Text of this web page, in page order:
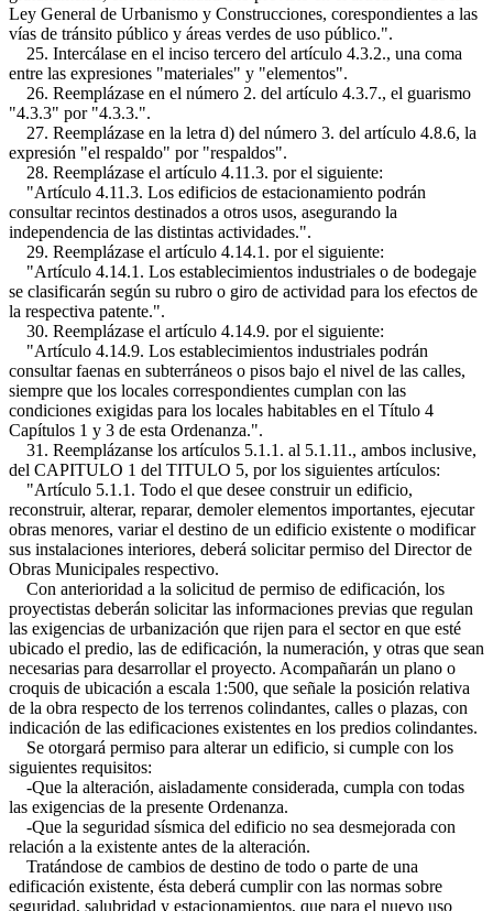
Ley General de Urbanismo y Construcciones, corespondientes a las
vías de tránsito público y áreas verdes de uso público.".
25. Intercálase en el inciso tercero del artículo 4.3.2., una coma
entre las expresiones "materiales" y "elementos".
26. Reemplázase en el número 2. del artículo 4.3.7., el guarismo
"4.3.3" por "4.3.3.".
27. Reemplázase en la letra d) del número 3. del artículo 4.8.6, la
expresión "el respaldo" por "respaldos".
28. Reemplázase el artículo 4.11.3. por el siguiente:
"Artículo 4.11.3. Los edificios de estacionamiento podrán
consultar recintos destinados a otros usos, asegurando la
independencia de las distintas actividades.".
29. Reemplázase el artículo 4.14.1. por el siguiente:
"Artículo 4.14.1. Los establecimientos industriales o de bodegaje
se clasificarán según su rubro o giro de actividad para los efectos de
la respectiva patente.".
30. Reemplázase el artículo 4.14.9. por el siguiente:
"Artículo 4.14.9. Los establecimientos industriales podrán
consultar faenas en subterráneos o pisos bajo el nivel de las calles,
siempre que los locales correspondientes cumplan con las
condiciones exigidas para los locales habitables en el Título 4
Capítulos 1 y 3 de esta Ordenanza.".
31. Reemplázanse los artículos 5.1.1. al 5.1.11., ambos inclusive,
del CAPITULO 1 del TITULO 5, por los siguientes artículos:
"Artículo 5.1.1. Todo el que desee construir un edificio,
reconstruir, alterar, reparar, demoler elementos importantes, ejecutar
obras menores, variar el destino de un edificio existente o modificar
sus instalaciones interiores, deberá solicitar permiso del Director de
Obras Municipales respectivo.
Con anterioridad a la solicitud de permiso de edificación, los
proyectistas deberán solicitar las informaciones previas que regulan
las exigencias de urbanización que rijen para el sector en que esté
ubicado el predio, las de edificación, la numeración, y otras que sean
necesarias para desarrollar el proyecto. Acompañarán un plano o
croquis de ubicación a escala 1:500, que señale la posición relativa
de la obra respecto de los terrenos colindantes, calles o plazas, con
indicación de las edificaciones existentes en los predios colindantes.
Se otorgará permiso para alterar un edificio, si cumple con los
siguientes requisitos:
-Que la alteración, aisladamente considerada, cumpla con todas
las exigencias de la presente Ordenanza.
-Que la seguridad sísmica del edificio no sea desmejorada con
relación a la existente antes de la alteración.
Tratándose de cambios de destino de todo o parte de una
edificación existente, ésta deberá cumplir con las normas sobre
seguridad, salubridad y estacionamientos, que para el nuevo uso